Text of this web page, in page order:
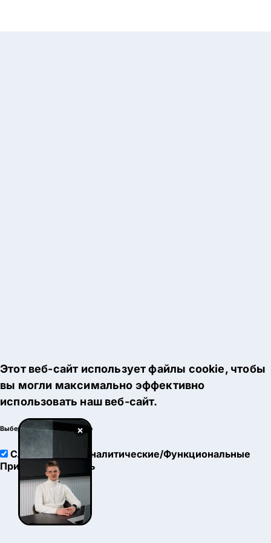
×
Этот веб-сайт использует файлы cookie, чтобы
вы могли максимально эффективно
использовать наш веб-сайт.
Выберите настройки cookie
Служебные
Аналитические/Функциональные
Принять
Настроить